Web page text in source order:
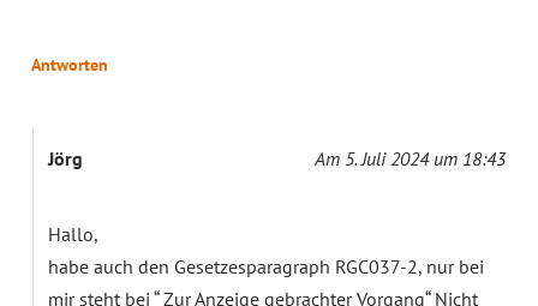
Antworten
Jörg Am 5. Juli 2024 um 18:43
Hallo,
habe auch den Gesetzesparagraph RGC037-2, nur bei
mir steht bei “ Zur Anzeige gebrachter Vorgang“ Nicht